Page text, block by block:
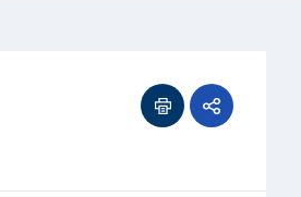
인쇄하기공유하기